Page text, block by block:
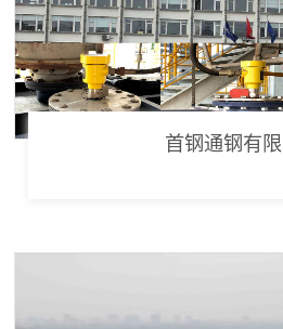
首钢通钢有限